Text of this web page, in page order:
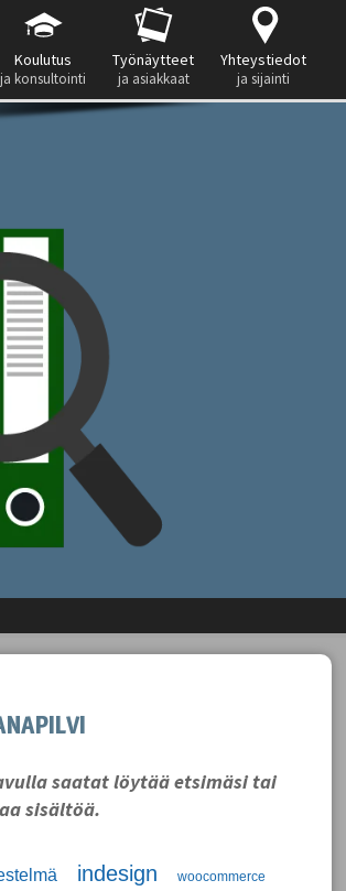
Koulutus
ja konsultointi
Työnäytteet
ja asiakkaat
Yhteystiedot
ja sijainti
saatat löytää etsimäsi tai
sisältöä.
indesign woocommerce